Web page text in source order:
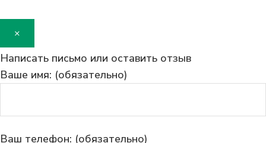
×
Написать письмо или оставить отзыв
Ваше имя: (обязательно)
Ваш телефон: (обязательно)